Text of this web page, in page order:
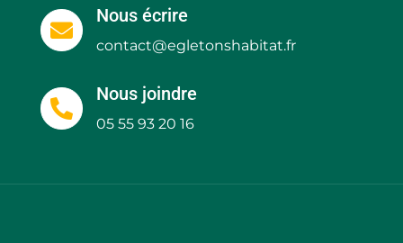

Nous écrire
contact@egletonshabitat.fr

Nous joindre
05 55 93 20 16